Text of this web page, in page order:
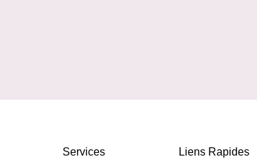
Services Liens Rapides